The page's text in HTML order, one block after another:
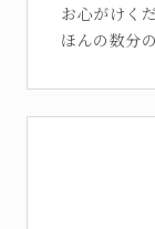
お心がけく
ほんの数分